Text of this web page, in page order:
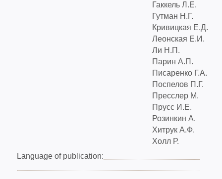
Гаккель Л.Е.
Гутман Н.Г.
Кривицкая Е.Д.
Леонская Е.И.
Ли Н.П.
Парин А.П.
Писаренко Г.А.
Поспелов П.Г.
Пресслер М.
Прусс И.Е.
Розинкин А.
Хитрук А.Ф.
Холл Р.
Language of publication: